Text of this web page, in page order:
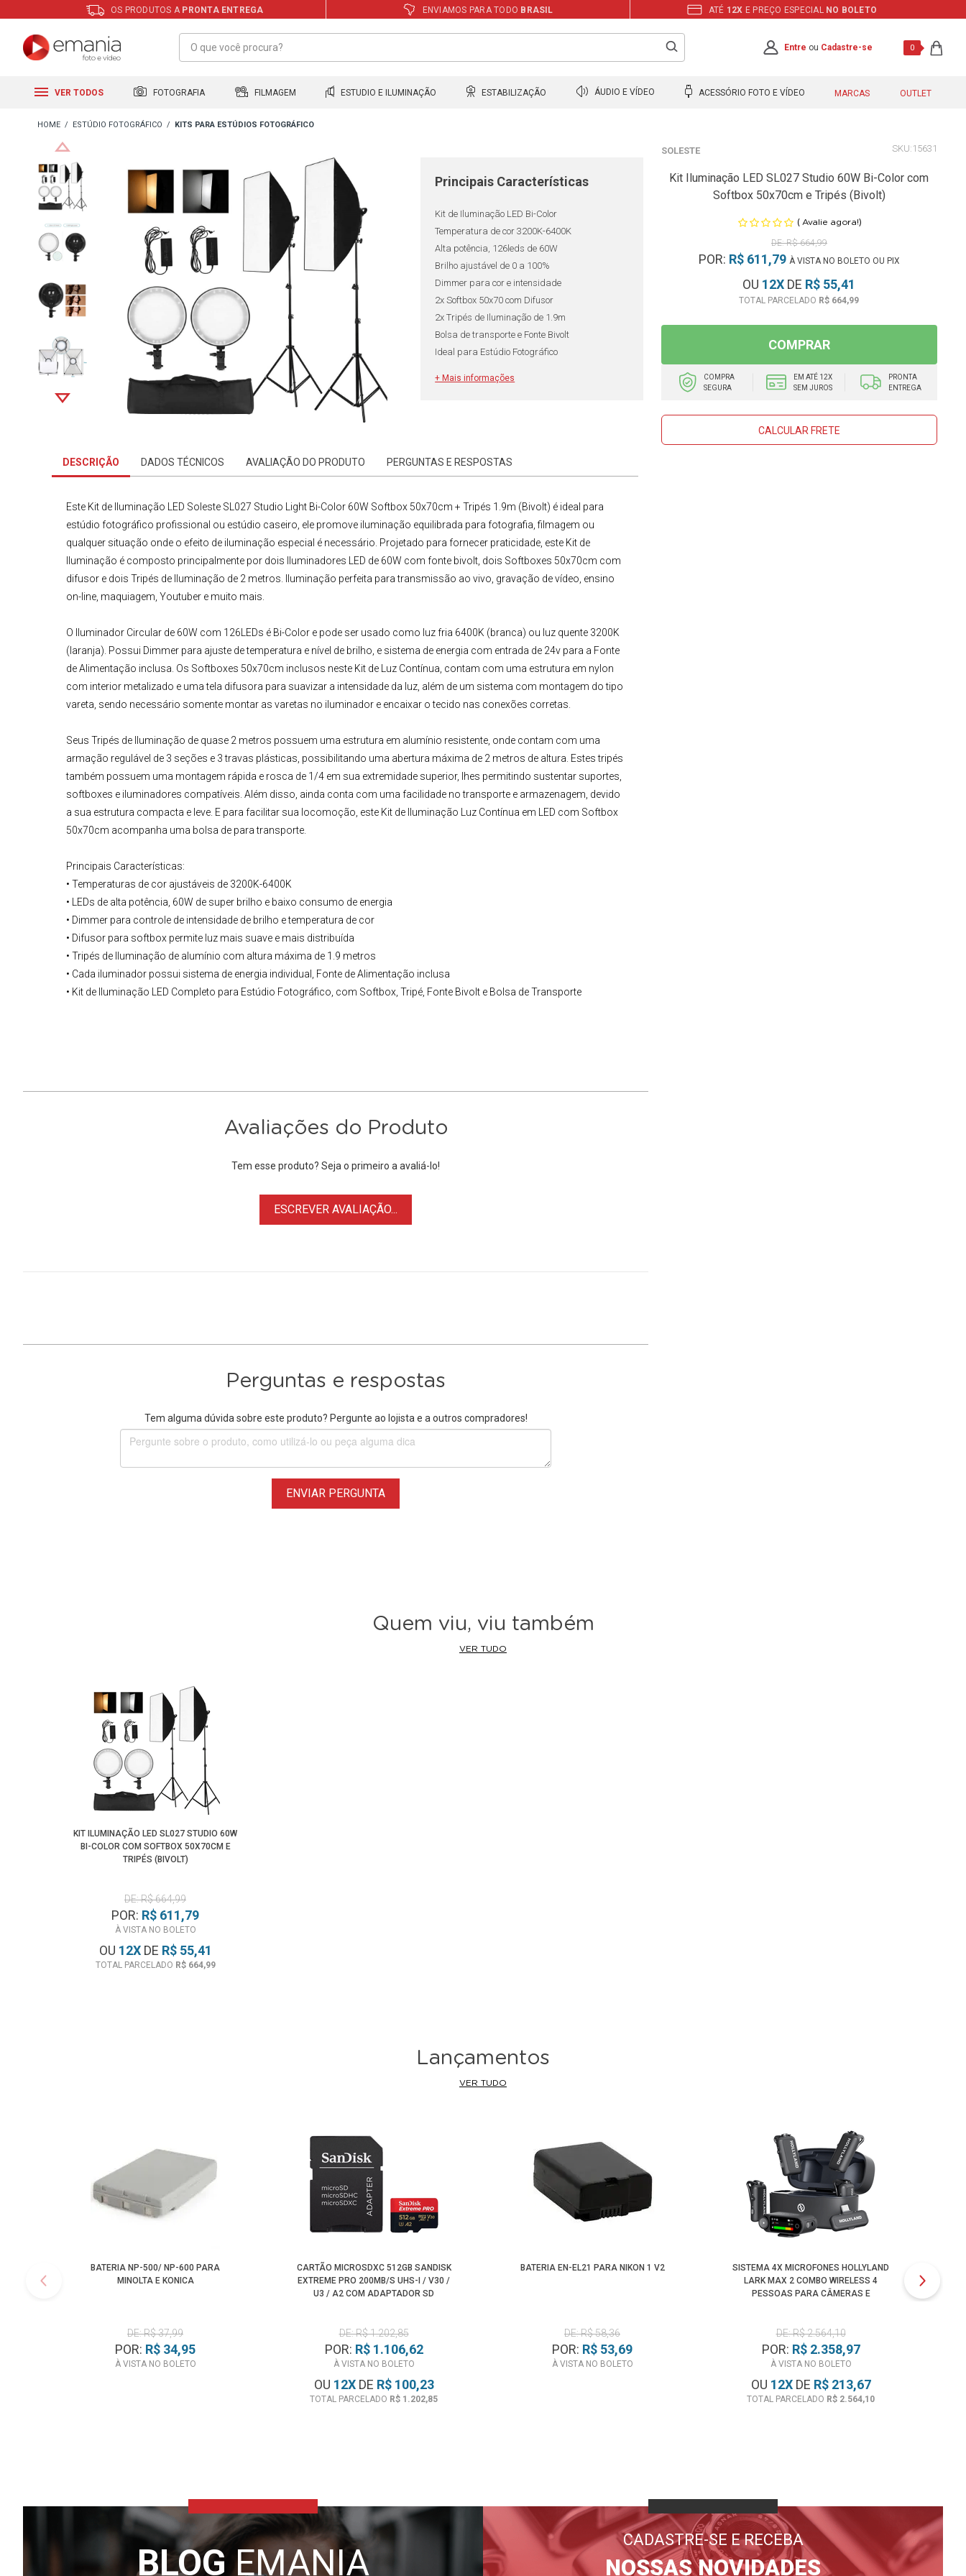
OS PRODUTOS A PRONTA ENTREGA ENVIAMOS PARA TODO BRASIL ATÉ 12X E PREÇO ESPECIAL NO BOLETO
Entre ou Cadastre-se 0
VER TODOS FOTOGRAFIA FILMAGEM ESTUDIO E ILUMINAÇÃO ESTABILIZAÇÃO ÁUDIO E VÍDEO ACESSÓRIO FOTO E VÍDEO MARCAS OUTLET
ESTÚDIO FOTOGRÁFICO KITS PARA ESTÚDIOS FOTOGRÁFICO
Principais Características
Kit de Iluminação LED Bi-Color
Temperatura de cor 3200K-6400K
Alta potência, 126leds de 60W
Brilho ajustável de 0 a 100%
Dimmer para cor e intensidade
2x Softbox 50x70 com Difusor
2x Tripés de Iluminação de 1.9m
Bolsa de transporte e Fonte Bivolt
Ideal para Estúdio Fotográfico
+ Mais informações
SOLESTE 15631
Kit Iluminação LED SL027 Studio 60W Bi-Color com
Softbox 50x70cm e Tripés (Bivolt)
( Avalie agora!)
R$ 664,99
POR: R$ 611,79 À VISTA NO BOLETO OU PIX
OU 12X DE R$ 55,41
R$ 664,99
COMPRAR
COMPRA
SEGURA
EM ATÉ 12X
SEM JUROS
PRONTA
ENTREGA
CALCULAR FRETE
DESCRIÇÃO DADOS TÉCNICOS AVALIAÇÃO DO PRODUTO PERGUNTAS E RESPOSTAS
Este Kit de Iluminação LED Soleste SL027 Studio Light Bi-Color 60W Softbox 50x70cm + Tripés 1.9m (Bivolt) é ideal para
estúdio fotográfico profissional ou estúdio caseiro, ele promove iluminação equilibrada para fotografia, filmagem ou
qualquer situação onde o efeito de iluminação especial é necessário. Projetado para fornecer praticidade, este Kit de
Iluminação é composto principalmente por dois Iluminadores LED de 60W com fonte bivolt, dois Softboxes 50x70cm com
difusor e dois Tripés de Iluminação de 2 metros. Iluminação perfeita para transmissão ao vivo, gravação de vídeo, ensino
on-line, maquiagem, Youtuber e muito mais.
O Iluminador Circular de 60W com 126LEDs é Bi-Color e pode ser usado como luz fria 6400K (branca) ou luz quente 3200K
(laranja). Possui Dimmer para ajuste de temperatura e nível de brilho, e sistema de energia com entrada de 24v para a Fonte
de Alimentação inclusa. Os Softboxes 50x70cm inclusos neste Kit de Luz Contínua , contam com uma estrutura em nylon
com interior metalizado e uma tela difusora para suavizar a intensidade da luz, além de um sistema com montagem do tipo
vareta, sendo necessário somente montar as varetas no iluminador e encaixar o tecido nas conexões corretas.
Seus Tripés de Iluminação de quase 2 metros possuem uma estrutura em alumínio resistente, onde contam com uma
armação regulável de 3 seções e 3 travas plásticas, possibilitando uma abertura máxima de 2 metros de altura. Estes tripés
também possuem uma montagem rápida e rosca de 1/4 em sua extremidade superior, lhes permitindo sustentar suportes,
softboxes e iluminadores compatíveis. Além disso, ainda conta com uma facilidade no transporte e armazenagem, devido
a sua estrutura compacta e leve. E para facilitar sua locomoção, este Kit de Iluminação Luz Contínua em LED com Softbox
50x70cm acompanha uma bolsa de para transporte.
Principais Características:
• Temperaturas de cor ajustáveis de 3200K-6400K
• LEDs de alta potência, 60W de super brilho e baixo consumo de energia
• Dimmer para controle de intensidade de brilho e temperatura de cor
• Difusor para softbox permite luz mais suave e mais distribuída
• Tripés de Iluminação de alumínio com altura máxima de 1.9 metros
• Cada iluminador possui sistema de energia individual, Fonte de Alimentação inclusa
• Kit de Iluminação LED Completo para Estúdio Fotográfico , com Softbox, Tripé, Fonte Bivolt e Bolsa de Transporte
Avaliações do Produto
Tem esse produto? Seja o primeiro a avaliá-lo!
ESCREVER AVALIAÇÃO...
Perguntas e respostas
Tem alguma dúvida sobre este produto? Pergunte ao lojista e a outros compradores!
ENVIAR PERGUNTA
Quem viu, viu também
VER TUDO
KIT ILUMINAÇÃO LED SL027 STUDIO 60W
BI-COLOR COM SOFTBOX 50X70CM E
TRIPÉS (BIVOLT)
DE: R$ 664,99
POR: R$ 611,79
À VISTA NO BOLETO
OU 12XDE R$ 55,41
TOTAL PARCELADO R$ 664,99
Lançamentos
VER TUDO
BATERIA NP-500/ NP-600 PARA
MINOLTA E KONICA
DE: R$ 37,99
POR: R$ 34,95
À VISTA NO BOLETO
CARTÃO MICROSDXC 512GB SANDISK
EXTREME PRO 200MB/S UHS-I / V30 /
U3 / A2 COM ADAPTADOR SD
DE: R$ 1.202,85
POR: R$ 1.106,62
À VISTA NO BOLETO
OU 12XDE R$ 100,23
TOTAL PARCELADO R$ 1.202,85
BATERIA EN-EL21 PARA NIKON 1 V2
DE: R$ 58,36
POR: R$ 53,69
À VISTA NO BOLETO
SISTEMA 4X MICROFONES HOLLYLAND
LARK MAX 2 COMBO WIRELESS 4
PESSOAS PARA CÂMERAS E
DE: R$ 2.564,10
POR: R$ 2.358,97
À VISTA NO BOLETO
OU 12XDE R$ 213,67
TOTAL PARCELADO R$ 2.564,10
BLOGEMANIA
CADASTRE-SE E RECEBA
NOSSAS NOVIDADES